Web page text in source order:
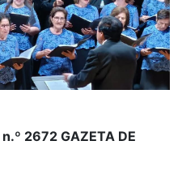
2672 GAZETA DE